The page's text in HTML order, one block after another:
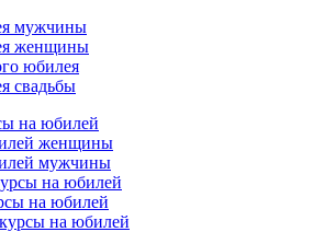
мужчины
женщины
юбилея
свадьбы
на юбилей
женщины
мужчины
на юбилей
на юбилей
на юбилей